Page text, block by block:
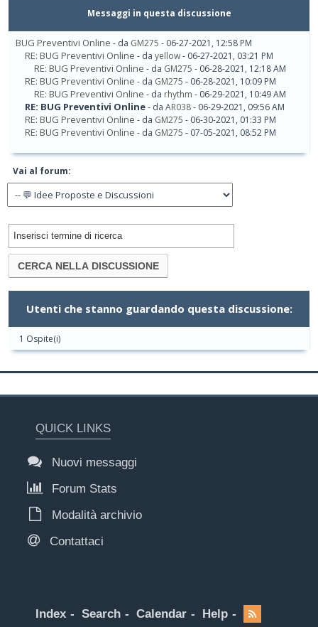
Messaggi in questa discussione
BUG Preventivi Online - da GM275 - 06-27-2021, 12:58 PM
RE: BUG Preventivi Online - da yellow- 06-27-2021, 03:21 PM
RE: BUG Preventivi Online - da GM275 - 06-28-2021, 12:18 AM
RE: BUG Preventivi Online - da GM275 - 06-28-2021, 10:09 PM
RE: BUG Preventivi Online - da rhythm - 06-29-2021, 10:49 AM
RE: BUG Preventivi Online- da AR038- 06-29-2021, 09:56 AM
RE: BUG Preventivi Online - da GM275 - 06-30-2021, 01:33 PM
RE: BUG Preventivi Online - da GM275 - 07-05-2021, 08:52 PM
Vai al forum:
Utenti che stanno guardando questa discussione:
1 Ospite(i)
QUICK LINKS
Nuovi messaggi
Forum Stats
Modalità archivio
Contattaci
Index Search Calendar Help